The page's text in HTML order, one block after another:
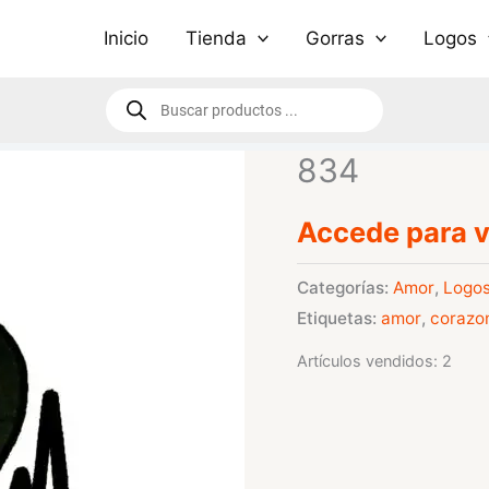
Inicio Tienda Gorras Logos
Búsqueda
de
834
Accede para
Categorías: Amor,
Etiquetas: amor,
Artículos vendidos: 2